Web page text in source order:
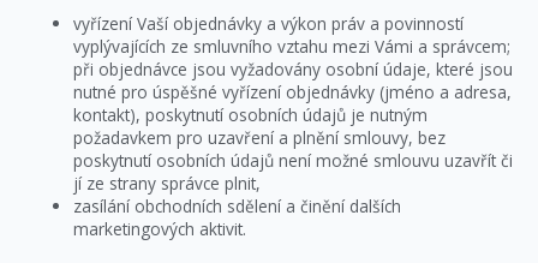
vyřízení Vaší objednávky a výkon práv a povinností
vyplývajících ze smluvního vztahu mezi Vámi a správcem;
při objednávce jsou vyžadovány osobní údaje, které jsou
nutné pro úspěšné vyřízení objednávky (jméno a adresa,
kontakt), poskytnutí osobních údajů je nutným
požadavkem pro uzavření a plnění smlouvy, bez
poskytnutí osobních údajů není možné smlouvu uzavřít či
jí ze strany správce plnit,
zasílání obchodních sdělení a činění dalších
marketingových aktivit.